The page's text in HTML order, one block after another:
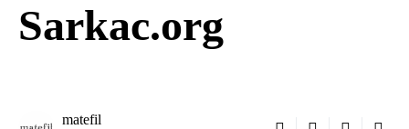
Sarkac.org
matefil